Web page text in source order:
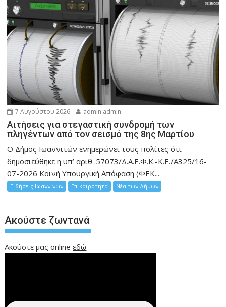
7 Αυγούστου 2026 admin admin
Αιτήσεις για στεγαστική συνδρομή των
πληγέντων από τον σεισμό της 8ης Μαρτίου
Ο Δήμος Ιωαννιτών ενημερώνει τους πολίτες ότι
δημοσιεύθηκε η υπ’ αριθ. 57073/Δ.Α.Ε.Φ.Κ.-Κ.Ε./Α325/16-
07-2026 Κοινή Υπουργική Απόφαση (ΦΕΚ...
Ειδήσεις Ιωαννίνων Επικαιρότητα Νέα των Δήμων
Ακούστε ζωντανά
Ακούστε μας onlineεδώ